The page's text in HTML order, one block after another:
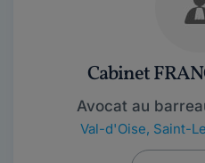
Cabinet
Avocat au
Val-d'Oise, Saint-